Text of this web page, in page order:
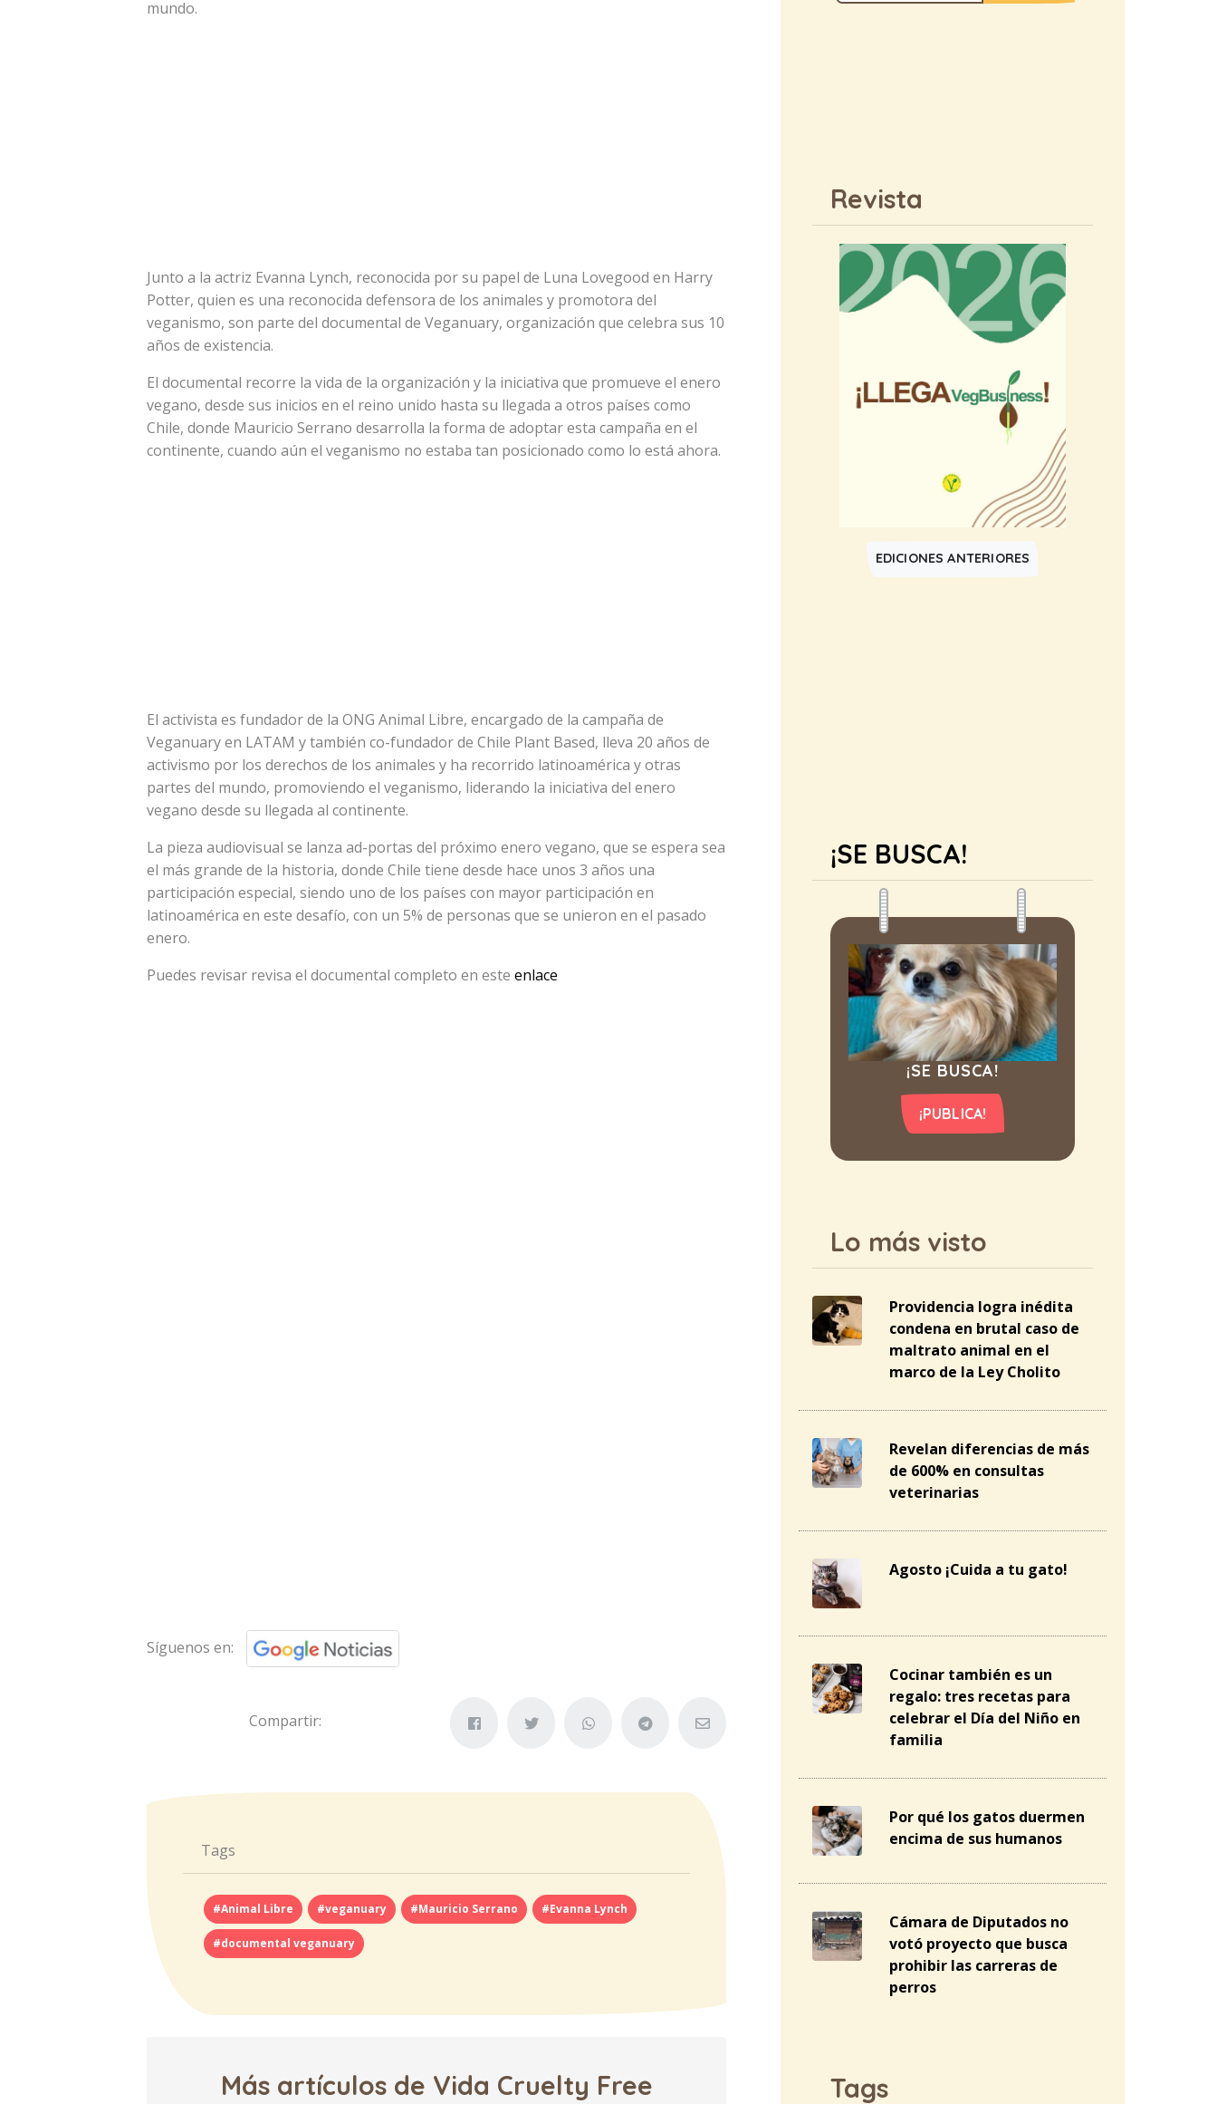
mundo.
Junto a la actriz Evanna Lynch, reconocida por su papel de Luna Lovegood en Harry
Potter, quien es una reconocida defensora de los animales y promotora del
veganismo, son parte del documental de Veganuary, organización que celebra sus 10
años de existencia.
El documental recorre la vida de la organización y la iniciativa que promueve el enero
vegano, desde sus inicios en el reino unido hasta su llegada a otros países como
Chile, donde Mauricio Serrano desarrolla la forma de adoptar esta campaña en el
continente, cuando aún el veganismo no estaba tan posicionado como lo está ahora.
El activista es fundador de la ONG Animal Libre, encargado de la campaña de
Veganuary en LATAM y también co-fundador de Chile Plant Based, lleva 20 años de
activismo por los derechos de los animales y ha recorrido latinoamérica y otras
partes del mundo, promoviendo el veganismo, liderando la iniciativa del enero
vegano desde su llegada al continente.
La pieza audiovisual se lanza ad-portas del próximo enero vegano, que se espera sea
el más grande de la historia, donde Chile tiene desde hace unos 3 años una
participación especial, siendo uno de los países con mayor participación en
latinoamérica en este desafío, con un 5% de personas que se unieron en el pasado
enero.
Puedes revisar revisa el documental completo en este enlace
Síguenos en:
Compartir:
Tags
#Animal Libre #veganuary #Mauricio Serrano #Evanna Lynch
#documental veganuary
Más artículos de Vida Cruelty Free
Revista
EDICIONES ANTERIORES
¡SE BUSCA!
¡SE BUSCA!
¡PUBLICA!
Lo más visto
Providencia logra inédita
condena en brutal caso de
maltrato animal en el
marco de la Ley Cholito
Revelan diferencias de más
de 600% en consultas
veterinarias
Agosto ¡Cuida a tu gato!
Cocinar también es un
regalo: tres recetas para
celebrar el Día del Niño en
familia
Por qué los gatos duermen
encima de sus humanos
Cámara de Diputados no
votó proyecto que busca
prohibir las carreras de
perros
Tags